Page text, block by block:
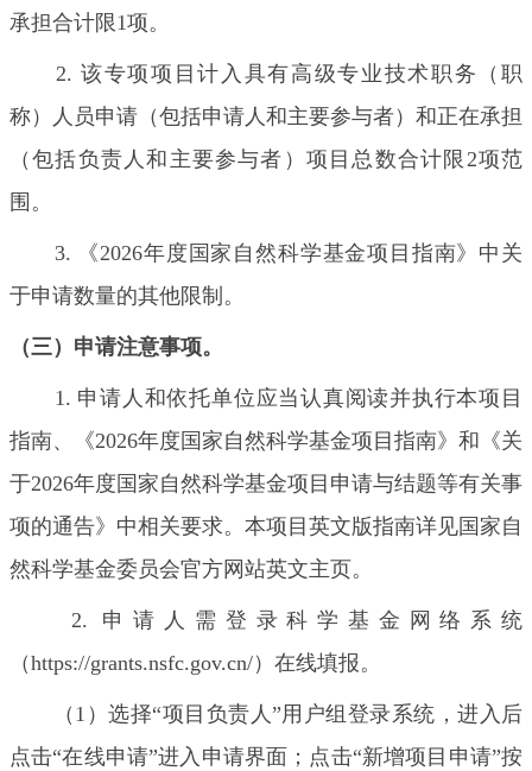
承担合计限1项。
2. 该专项项目计入具有高级专业技术职务（职
称）人员申请（包括申请人和主要参与者）和正在承担
（包括负责人和主要参与者）项目总数合计限2项范
围。
3. 《2026年度国家自然科学基金项目指南》中关
于申请数量的其他限制。
（三）申请注意事项。
1. 申请人和依托单位应当认真阅读并执行本项目
指南、《2026年度国家自然科学基金项目指南》和《关
于2026年度国家自然科学基金项目申请与结题等有关事
项的通告》中相关要求。本项目英文版指南详见国家自
然科学基金委员会官方网站英文主页。
2. 申请人需登录科学基金网络系统
（https://grants.nsfc.gov.cn/）在线填报。
（1）选择“项目负责人”用户组登录系统，进入后
点击“在线申请”进入申请界面；点击“新增项目申请”按